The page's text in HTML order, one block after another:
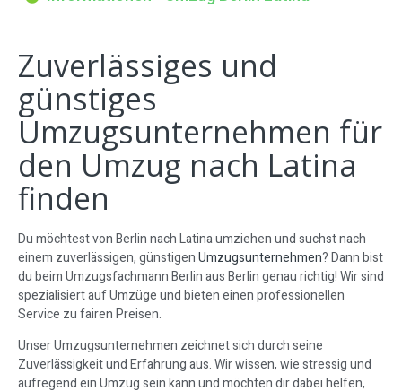
Zuverlässiges und
günstiges
Umzugsunternehmen für
den Umzug nach Latina
finden
Du möchtest von Berlin nach Latina umziehen und suchst nach
einem zuverlässigen, günstigenUmzugsunternehmen? Dann bist
du beim Umzugsfachmann Berlin aus Berlin genau richtig! Wir sind
spezialisiert auf Umzüge und bieten einen professionellen
Service zu fairen Preisen.
Unser Umzugsunternehmen zeichnet sich durch seine
Zuverlässigkeit und Erfahrung aus. Wir wissen, wie stressig und
aufregend ein Umzug sein kann und möchten dir dabei helfen,